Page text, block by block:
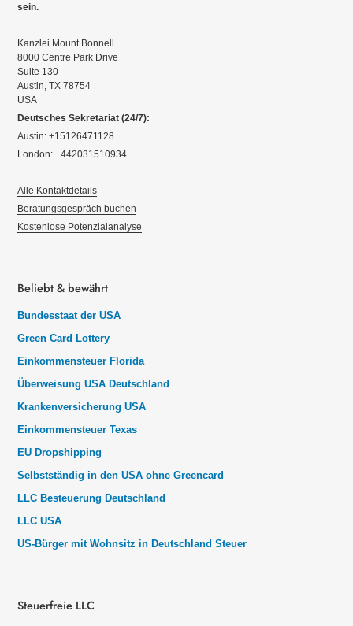
sein.
Kanzlei Mount Bonnell
8000 Centre Park Drive
Suite 130
Austin, TX 78754
USA
Deutsches Sekretariat (24/7):
Austin: +15126471128
London: +442031510934
Alle Kontaktdetails
Beratungsgespräch buchen
Kostenlose Potenzialanalyse
Beliebt & bewährt
Bundesstaat der USA
Green Card Lottery
Einkommensteuer Florida
Überweisung USA Deutschland
Krankenversicherung USA
Einkommensteuer Texas
EU Dropshipping
Selbstständig in den USA ohne Greencard
LLC Besteuerung Deutschland
LLC USA
US-Bürger mit Wohnsitz in Deutschland Steuer
Steuerfreie LLC